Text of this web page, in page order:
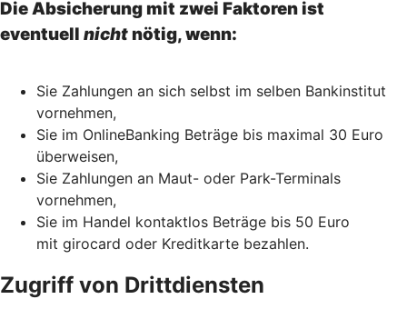
Die Absicherung mit zwei Faktoren ist
eventuell nicht nötig, wenn:
Sie Zahlungen an sich selbst im selben Bankinstitut
vornehmen,
Sie im OnlineBanking Beträge bis maximal 30 Euro
überweisen,
Sie Zahlungen an Maut- oder Park-Terminals
vornehmen,
Sie im Handel kontaktlos Beträge bis 50 Euro
mit girocard oder Kreditkarte bezahlen.
Zugriff von Drittdiensten